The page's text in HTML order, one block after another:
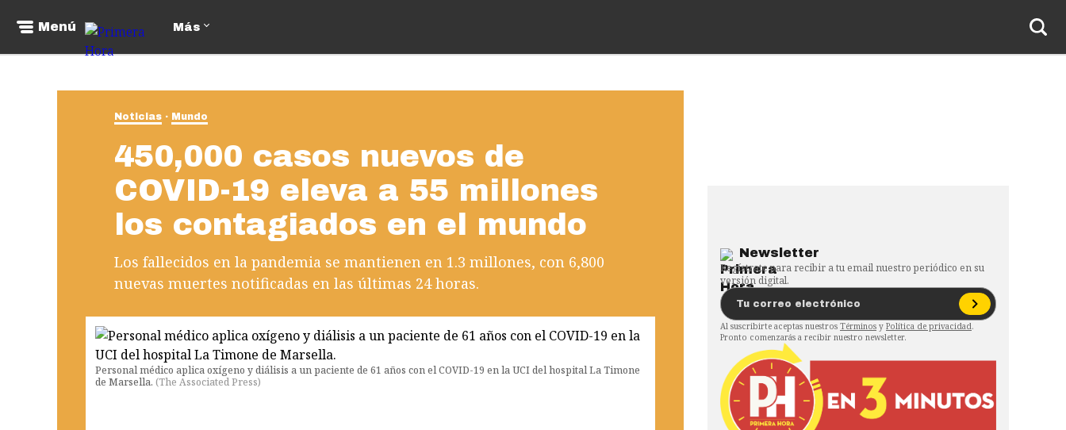
Menú Más
Noticias Mundo
450,000 casos nuevos de
COVID-19 eleva a 55 millones
los contagiados en el mundo
Los fallecidos en la pandemia se mantienen en 1.3 millones, con 6,800
nuevas muertes notificadas en las últimas 24 horas.
Personal médico aplica oxígeno y diálisis a un paciente de 61 años con el COVID-19 en la UCI del hospital La Timone
de Marsella. (The Associated Press)
Newsletter
Regístrate para recibir a tu email nuestro periódico en su
versión digital.
Al suscribirte aceptas nuestros Términos y Política de privacidad.
Pronto comenzarás a recibir nuestro newsletter.